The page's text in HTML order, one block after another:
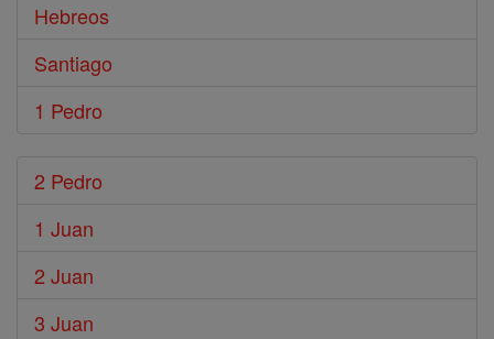
Hebreos
Santiago
1 Pedro
2 Pedro
1 Juan
2 Juan
3 Juan